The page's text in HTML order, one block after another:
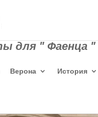
для " Фаенца "
Верона История